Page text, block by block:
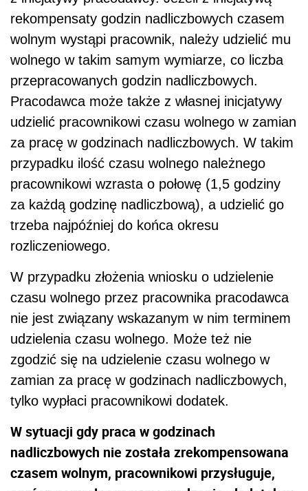
rekompensaty godzin nadliczbowych czasem
wolnym wystąpi pracownik, należy udzielić mu
wolnego w takim samym wymiarze, co liczba
przepracowanych godzin nadliczbowych.
Pracodawca może także z własnej inicjatywy
udzielić pracownikowi czasu wolnego w zamian
za pracę w godzinach nadliczbowych. W takim
przypadku ilość czasu wolnego należnego
pracownikowi wzrasta o połowę (1,5 godziny
za każdą godzinę nadliczbową), a udzielić go
trzeba najpóźniej do końca okresu
rozliczeniowego.
W przypadku złożenia wniosku o udzielenie
czasu wolnego przez pracownika pracodawca
nie jest związany wskazanym w nim terminem
udzielenia czasu wolnego. Może też nie
zgodzić się na udzielenie czasu wolnego w
zamian za pracę w godzinach nadliczbowych,
tylko wypłaci pracownikowi dodatek.
W sytuacji gdy praca w godzinach
nadliczbowych nie została zrekompensowana
czasem wolnym, pracownikowi przysługuje,